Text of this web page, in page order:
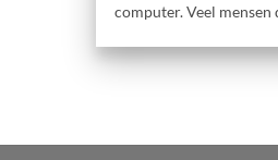
computer. Veel mensen